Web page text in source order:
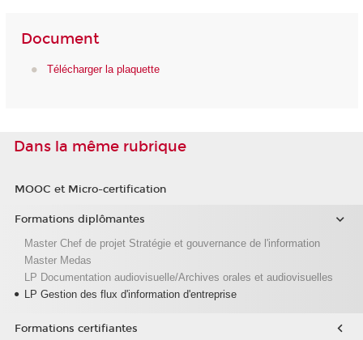
Document
Télécharger la plaquette
Dans la même rubrique
MOOC et Micro-certification
Formations diplômantes
Master Chef de projet Stratégie et gouvernance de l'information
Master Medas
LP Documentation audiovisuelle/Archives orales et audiovisuelles
LP Gestion des flux d'information d'entreprise
Formations certifiantes